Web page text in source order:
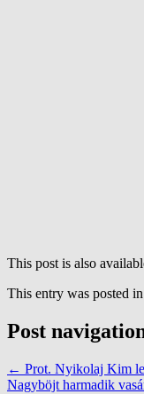
This post is also
This entry was posted in
Post
← Prot. Nyikolaj Kim
Nagyböjt harmadik